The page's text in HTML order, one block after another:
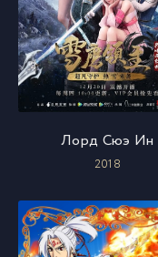
Лорд Сюэ Ин
2018